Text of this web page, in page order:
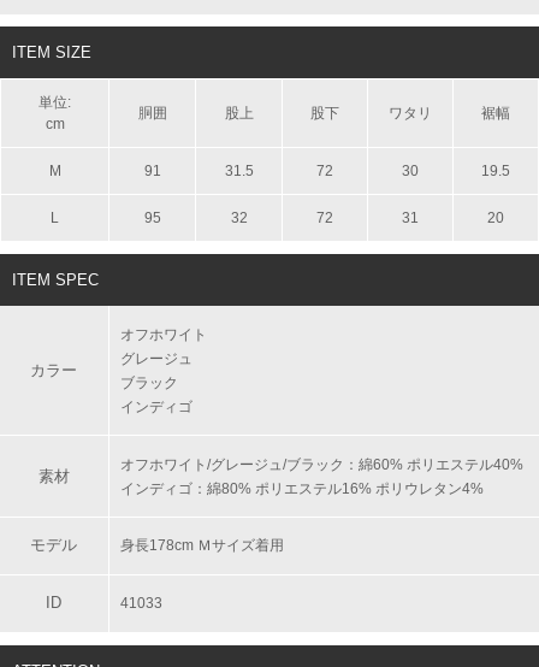
ITEM SIZE
単位:
cm
胴囲 股上 股下 ワタリ 裾幅
M 91 31.5 72 30 19.5
L 95 32 72 31 20
ITEM SPEC
カラー
オフホワイト
グレージュ
ブラック
インディゴ
素材
オフホワイト/グレージュ/ブラック：綿60% ポリエステル40%
インディゴ：綿80% ポリエステル16% ポリウレタン4%
モデル 身長178cm Ｍサイズ着用
ID 41033